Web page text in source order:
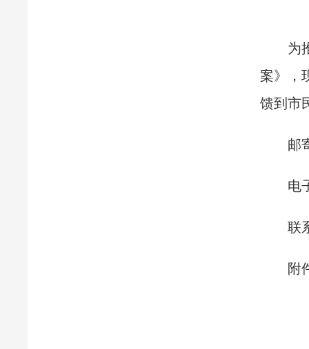
为
案》，
馈到市
邮
电
联
附